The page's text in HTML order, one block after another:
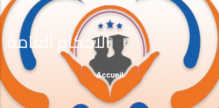
الأحكام العامة
Fil
D'Ariane
Accueil